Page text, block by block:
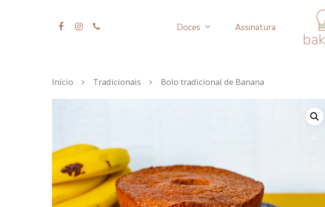
Doces Assinatura
Início Tradicionais Bolo tradicional de Banana